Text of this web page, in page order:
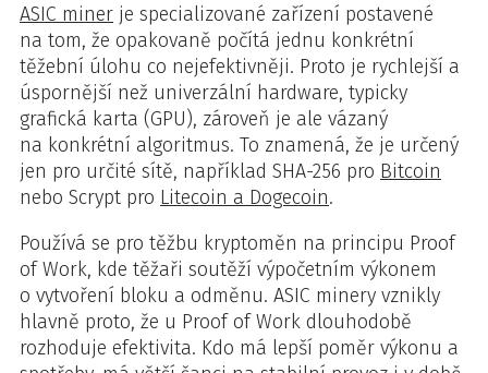
ASIC miner je specializované zařízení postavené
na tom, že opakovaně počítá jednu konkrétní
těžební úlohu co nejefektivněji. Proto je rychlejší a
úspornější než univerzální hardware, typicky
grafická karta (GPU), zároveň je ale vázaný
na konkrétní algoritmus. To znamená, že je určený
jen pro určité sítě, například SHA-256 pro Bitcoin
nebo Scrypt pro Litecoin a Dogecoin.
Používá se pro těžbu kryptoměn na principu Proof
of Work, kde těžaři soutěží výpočetním výkonem
o vytvoření bloku a odměnu. ASIC minery vznikly
hlavně proto, že u Proof of Work dlouhodobě
rozhoduje efektivita. Kdo má lepší poměr výkonu a